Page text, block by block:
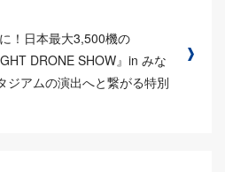
！日本最大3,500機の
DRONE SHOW』in みな
ジアムの演出へと繋がる特別